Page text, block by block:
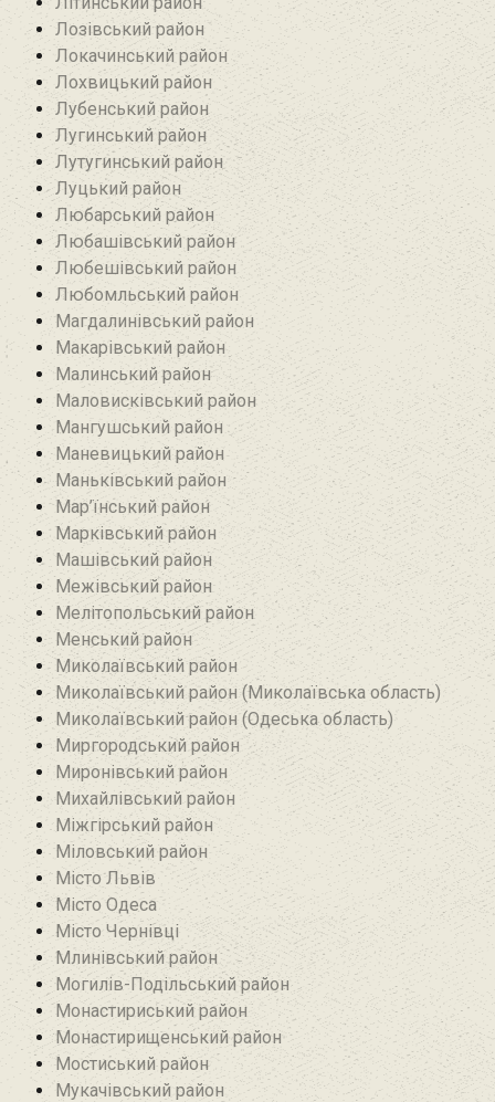
Лозівський район
Локачинський район
Лохвицький район
Лубенський район
Лугинський район‎
Лутугинський район
Луцький район
Любарський район‎
Любашівський район‎
Любешівський район
Любомльський район
Магдалинівський район
Макарівський район
Малинський район
Маловисківський район
Мангушський район
Маневицький район
Маньківський район‎
Мар’їнський район‎
Марківський район
Машівський район‎
Межівський район
Мелітопольський район
Менський район
Миколаївський район
Миколаївський район (Миколаївська область)
Миколаївський район (Одеська область)
Миргородський район
Миронівський район
Михайлівський район‎
Міжгірський район
Міловський район‎
Місто Львів
Місто Одеса
Місто Чернівці
Млинівський район‎
Могилів-Подільський район
Монастириський район
Монастирищенський район
Мостиський район
Мукачівський район